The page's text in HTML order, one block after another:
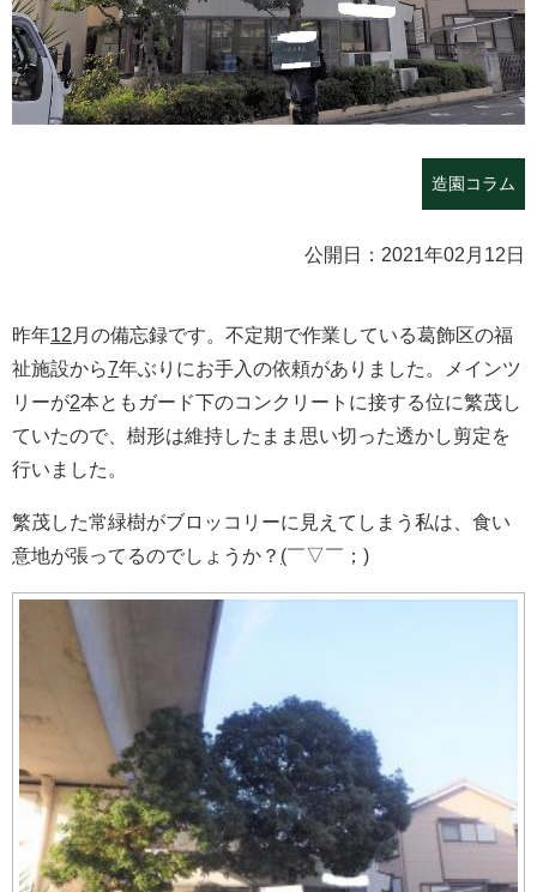
造園コラム
公開日：2021年02月12日
昨年12 月の備忘録です。不定期で作業している葛飾区の福
祉施設から7年ぶりにお手入の依頼がありました。メインツ
リーが2本ともガード下のコンクリートに接する位に繁茂し
ていたので、樹形は維持したまま思い切った透かし剪定を
行いました。
繁茂した常緑樹がブロッコリーに見えてしまう私は、食い
意地が張ってるのでしょうか？ (￣▽￣； )